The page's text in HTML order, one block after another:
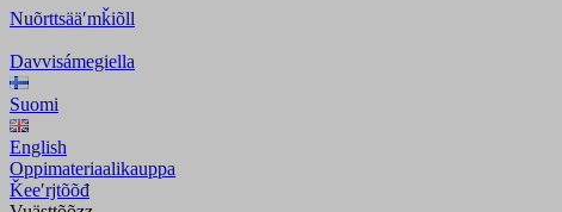
Nuõrttsääʹmǩiõll
Davvisámegiella
Suomi
English
Oppimateriaalikauppa
Ǩeeʹrjtõõđ